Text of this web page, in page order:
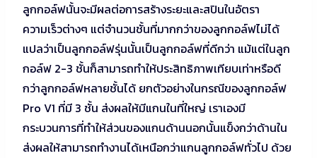
ลูกกอล์ฟนั้นจะมีผลต่อการสร้างระยะและสปินในอัตรา
ความเร็วต่างๆ แต่จำนวนชั้นที่มากกว่าของลูกกอล์ฟไม่ได้
แปลว่าเป็นลูกกอล์ฟรุ่นนั้นเป็นลูกกอล์ฟที่ดีกว่า แม้แต่ในลูก
กอล์ฟ 2-3 ชั้นก็สามารถทำให้ประสิทธิภาพเทียบเท่าหรือดี
กว่าลูกกอล์ฟหลายชั้นได้ ยกตัวอย่างในกรณีของลูกกอล์ฟ
Pro V1 ที่มี 3 ชั้น ส่งผลให้มีแกนในที่ใหญ่ เราเองมี
กระบวนการที่ทำให้ส่วนของแกนด้านนอกนั้นแข็งกว่าด้านใน
ส่งผลให้สามารถทำงานได้เหนือกว่าแกนลูกกอล์ฟทั่วไป ด้วย